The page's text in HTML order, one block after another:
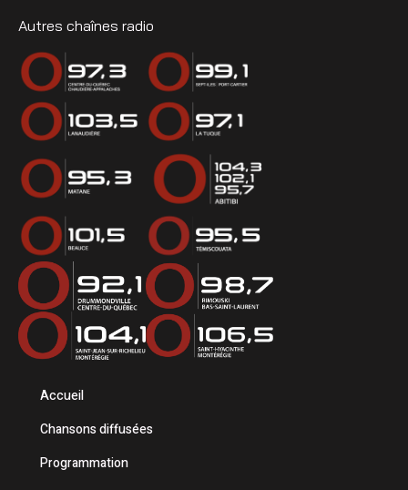
Autres chaînes radio
Accueil
Chansons diffusées
Programmation